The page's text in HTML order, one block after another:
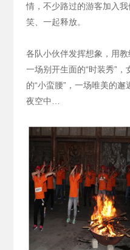
情，不少路过的游客加入
笑、一起释放。
各队小伙伴发挥想象，用
一场别开生面的“时装秀”，
的“小蛮腰”，一场唯美的
夜空中…